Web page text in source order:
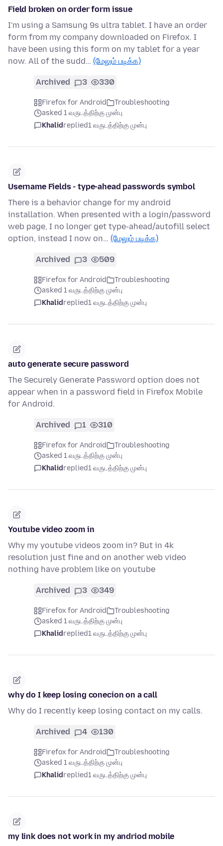
Field broken on order form issue
I'm using a Samsung 9s ultra tablet. I have an order
form from my company downloaded on Firefox. I
have been using this form on my tablet for a year
now. All of the sudd… (மேலும் படிக்க)
Archived 3 330
Firefox for Android
Troubleshooting
asked 1 வருடத்திற்கு முன்பு
Khalidreplied1 வருடத்திற்கு முன்பு
Username Fields - type-ahead passwords symbol
There is a behavior change for my android
installation. When presented with a login/password
web page, I no longer get type-ahead/autofill select
option, instead I now on… (மேலும் படிக்க)
Archived 3 509
Firefox for Android
Troubleshooting
asked 1 வருடத்திற்கு முன்பு
Khalidreplied1 வருடத்திற்கு முன்பு
auto generate secure password
The Securely Generate Password option does not
appear when in a password field in Firefox Mobile
for Android.
Archived 1 310
Firefox for Android
Troubleshooting
asked 1 வருடத்திற்கு முன்பு
Khalidreplied1 வருடத்திற்கு முன்பு
Youtube video zoom in
Why my youtube videos zoom in? But in 4k
resolution just fine and on another web video
nothing have problem like on youtube
Archived 3 349
Firefox for Android
Troubleshooting
asked 1 வருடத்திற்கு முன்பு
Khalidreplied1 வருடத்திற்கு முன்பு
why do I keep losing conecion on a call
Why do I recently keep losing contact on my calls.
Archived 4 130
Firefox for Android
Troubleshooting
asked 1 வருடத்திற்கு முன்பு
Khalidreplied1 வருடத்திற்கு முன்பு
my link does not work in my andriod mobile